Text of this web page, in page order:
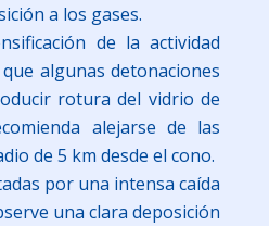
a los gases.
de la actividad
algunas detonaciones
rotura del vidrio de
alejarse de las
de 5 km desde el cono.
por una intensa caída
una clara deposición